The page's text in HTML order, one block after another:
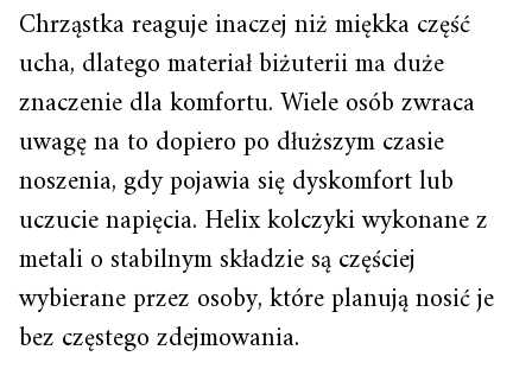
Chrząstka reaguje inaczej niż miękka część
ucha, dlatego materiał biżuterii ma duże
znaczenie dla komfortu. Wiele osób zwraca
uwagę na to dopiero po dłuższym czasie
noszenia, gdy pojawia się dyskomfort lub
uczucie napięcia. Helix kolczyki wykonane z
metali o stabilnym składzie są częściej
wybierane przez osoby, które planują nosić je
bez częstego zdejmowania.